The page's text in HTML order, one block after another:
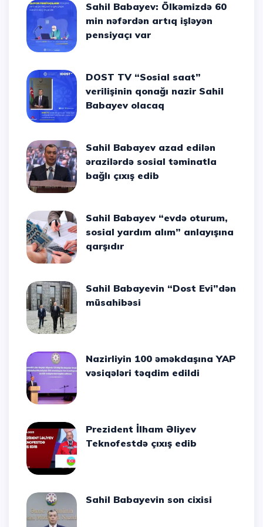
Sahil Babayev: Ölkəmizdə 60
min nəfərdən artıq işləyən
pensiyaçı var
DOST TV “Sosial saat”
verilişinin qonağı nazir Sahil
Babayev olacaq
Sahil Babayev azad edilən
ərazilərdə sosial təminatla
bağlı çıxış edib
Sahil Babayev “evdə oturum,
sosial yardım alım” anlayışına
qarşıdır
Sahil Babayevin “Dost Evi”dən
müsahibəsi
Nazirliyin 100 əməkdaşına YAP
vəsiqələri təqdim edildi
Prezident İlham Əliyev
Teknofestdə çıxış edib
Sahil Babayevin son cixisi